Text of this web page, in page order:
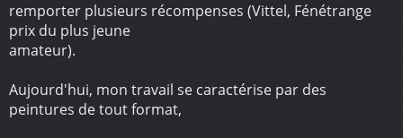
remporter plusieurs récompenses (Vittel, Fénétrange
prix du plus jeune
amateur).
Aujourd'hui, mon travail se caractérise par des
peintures de tout format,